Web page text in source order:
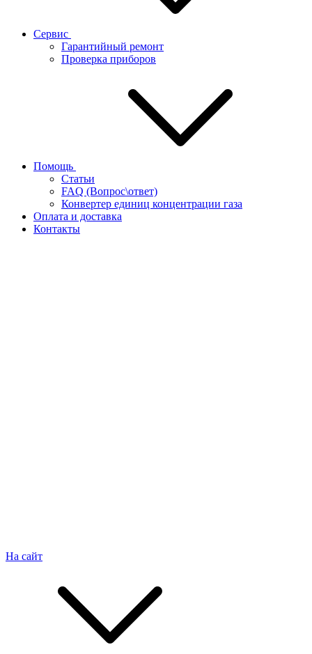
Сервис
Гарантийный ремонт
Проверка приборов
Помощь
Статьи
FAQ (Вопрос\ответ)
Конвертер единиц концентрации газа
Оплата и доставка
Контакты
На сайт